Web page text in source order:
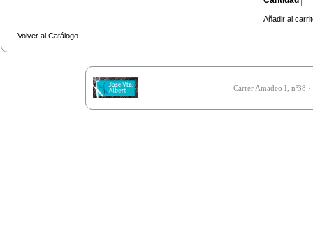
Añadir al
Volver al Catálogo
Carrer Amadeo I, nº38